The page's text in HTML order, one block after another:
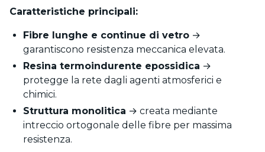
Caratteristiche principali:
Fibre lunghe e continue di vetro →
garantiscono resistenza meccanica elevata.
Resina termoindurente epossidica →
protegge la rete dagli agenti atmosferici e
chimici.
Struttura monolitica → creata mediante
intreccio ortogonale delle fibre per massima
resistenza.